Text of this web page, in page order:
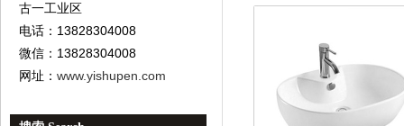
古一工业区
电话：13828304008
微信：13828304008
网址： www.yishupen.com